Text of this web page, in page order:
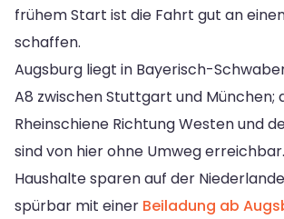
frühem Start ist die Fahrt gut an
schaffen.
Augsburg liegt in Bayerisch-
A8 zwischen Stuttgart und München;
Rheinschiene Richtung Westen und
sind von hier ohne Umweg
Haushalte sparen auf der
spürbar mit einer Beiladung ab